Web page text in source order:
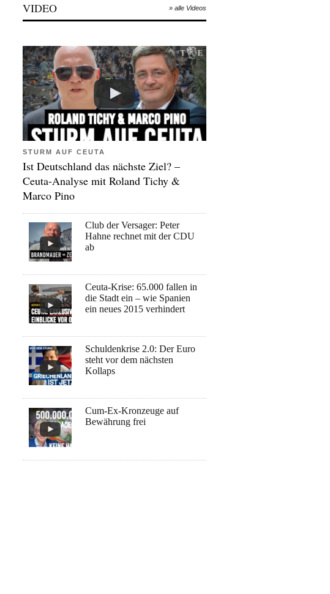
VIDEO » alle Videos
STURM AUF CEUTA
Ist Deutschland das nächste Ziel? –
Ceuta-Analyse mit Roland Tichy &
Marco Pino
Club der Versager: Peter
Hahne rechnet mit der CDU
ab
Ceuta-Krise: 65.000 fallen in
die Stadt ein – wie Spanien
ein neues 2015 verhindert
Schuldenkrise 2.0: Der Euro
steht vor dem nächsten
Kollaps
Cum-Ex-Kronzeuge auf
Bewährung frei